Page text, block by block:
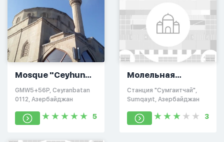
Mosque "Ceyhun
Hanım və Hacı
Ahmet"
GMW5+56P, Ceyranbatan
0112, Азербайджан
5
Молельная
комната на
Сумгаит
Станция "Сумгаитчай",
Sumqayıt, Азербайджан
3